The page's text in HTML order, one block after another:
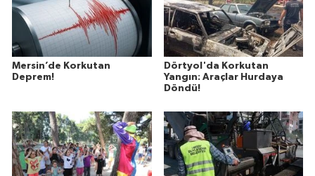
Mersin’de Korkutan
Deprem!
Dörtyol'da Korkutan
Yangın: Araçlar Hurdaya
Döndü!